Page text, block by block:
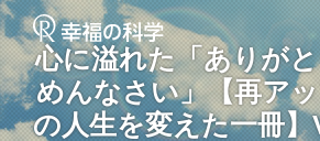
心に溢れた「ありが
めんなさい」【再ア
の人生を変えた一冊】